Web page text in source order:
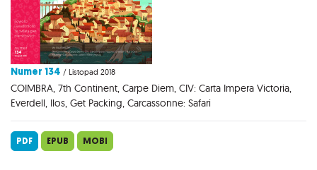
Numer 134 / Listopad 2018
COIMBRA, 7th Continent, Carpe Diem, CIV: Carta Impera Victoria,
Everdell, Ilos, Get Packing, Carcassonne: Safari
PDF EPUB MOBI